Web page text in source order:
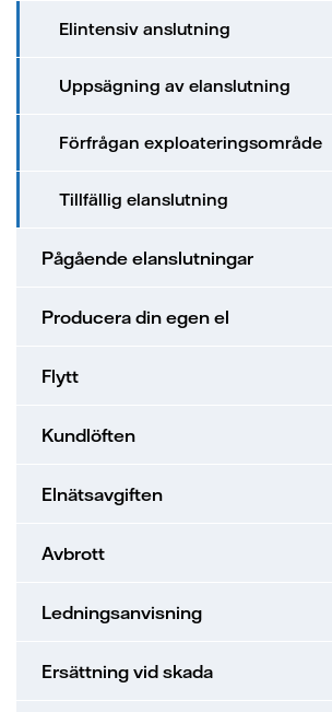
Elintensiv anslutning
Uppsägning av elanslutning
Förfrågan exploateringsområde
Tillfällig elanslutning
Pågående elanslutningar
Producera din egen el
Flytt
Kundlöften
Elnätsavgiften
Avbrott
Ledningsanvisning
Ersättning vid skada